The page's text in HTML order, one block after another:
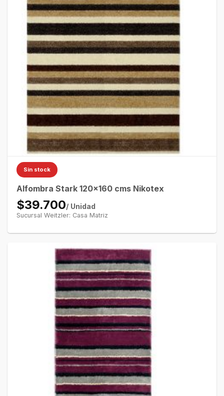
Sin stock
Alfombra Stark 120×160 cms Nikotex
$39.700/ Unidad
Sucursal Weitzler: Casa Matriz